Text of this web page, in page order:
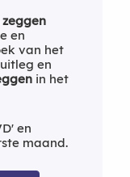
en
van het
en
in het
en
maand.